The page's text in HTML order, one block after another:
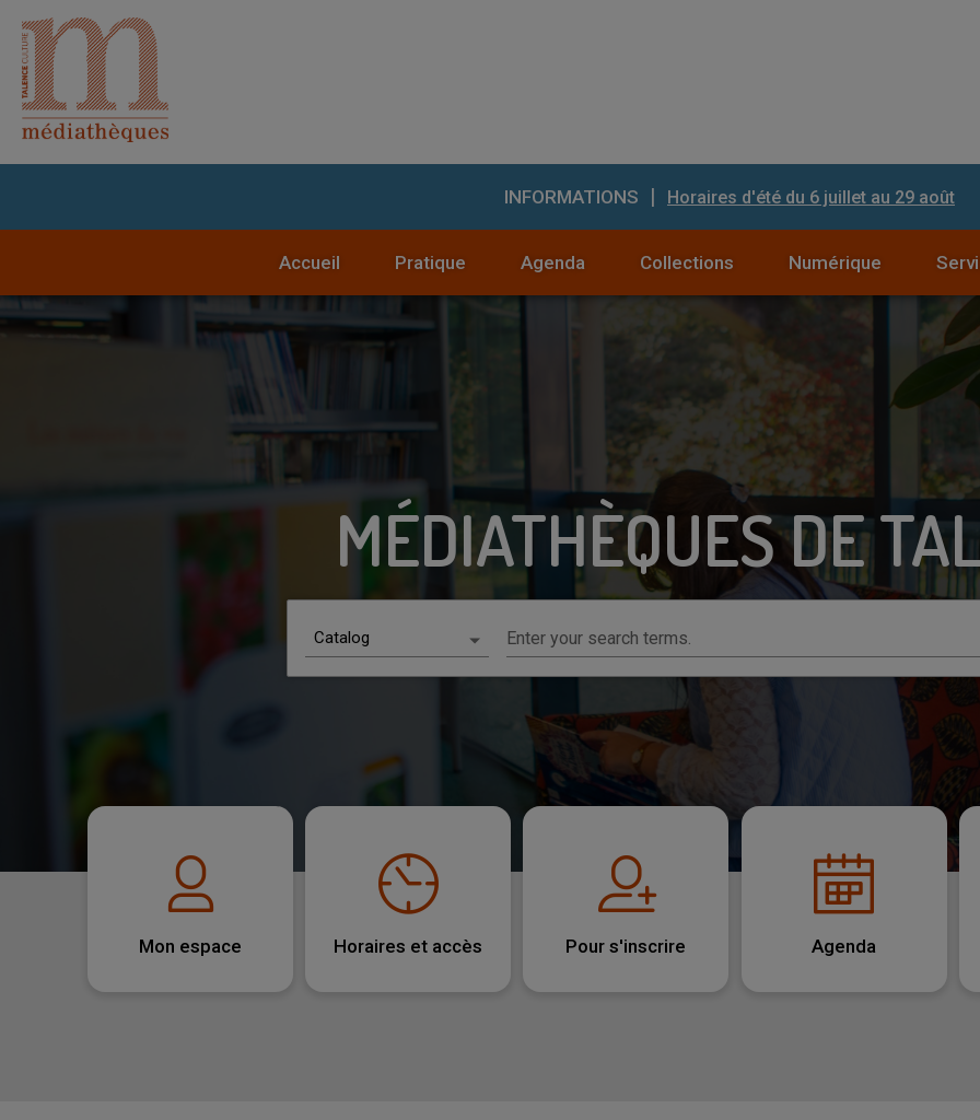
INFORMATIONS Horaires d'été du 6 juillet au 29 août
Accueil Pratique Agenda Collections Numérique
MÉDIATHÈQUES DE
Scenario choices
Catalog
Quick search
Catalog
Advanced search
Enter your search terms.
Mon espace Horaires et accès Pour s'inscrire Agenda